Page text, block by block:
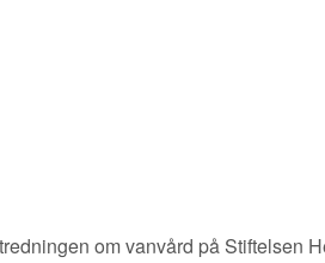
om vanvård på Stiftelsen